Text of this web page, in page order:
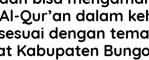
Qur’an dalam
dengan
Kabupaten